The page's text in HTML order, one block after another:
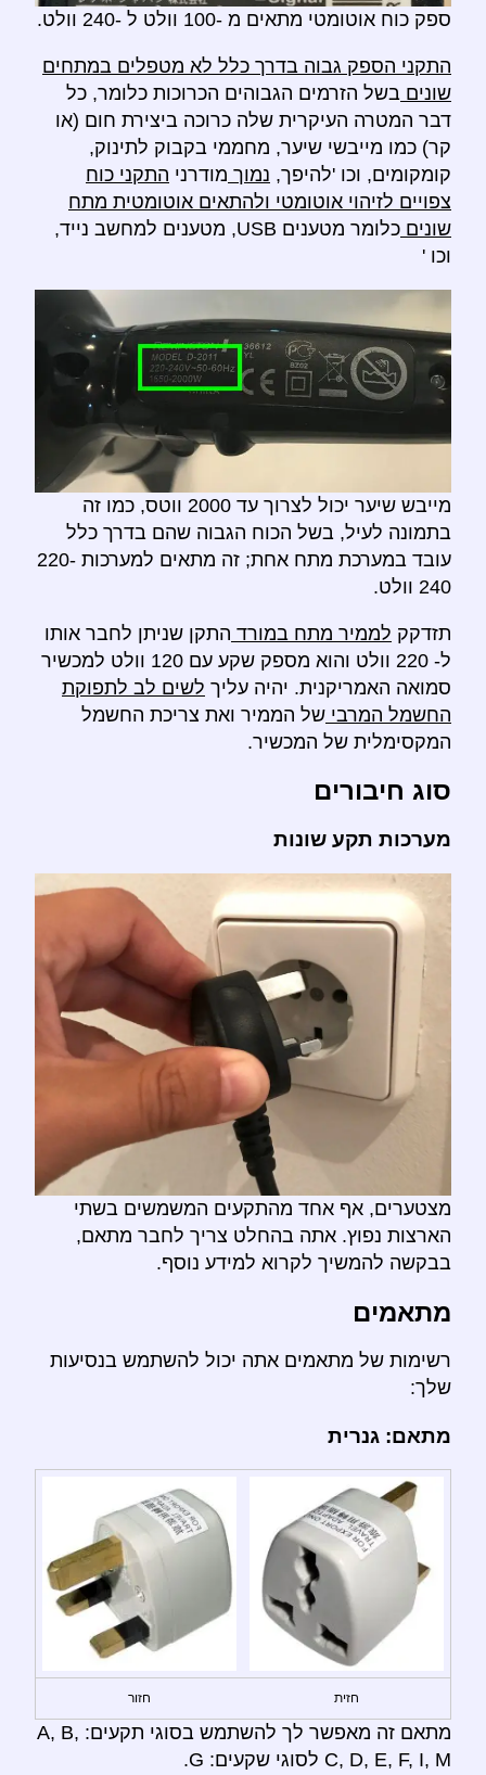
ספק כוח אוטומטי מתאים מ -100 וולט ל -240 וולט.
התקני הספק גבוה בדרך כלל לא מטפלים במתחים
שונים בשל הזרמים הגבוהים הכרוכות כלומר, כל
דבר המטרה העיקרית שלה כרוכה ביצירת חום (או
קר) כמו מייבשי שיער, מחממי בקבוק לתינוק,
קומקומים, וכו 'להיפך, נמוך מודרני התקני כוח
צפויים לזיהוי אוטומטי ולהתאים אוטומטית מתח
שונים
כלומר מטענים USB, מטענים למחשב נייד,
וכו '
מייבש שיער יכול לצרוך עד 2000 ווטס, כמו זה
בתמונה לעיל, בשל הכוח הגבוה שהם בדרך כלל
עובד במערכת מתח אחת; זה מתאים למערכות 220-
240 וולט.
תזדקק לממיר מתח במורד התקן שניתן לחבר אותו
ל- 220 וולט והוא מספק שקע עם 120 וולט למכשיר
סמואה האמריקנית. יהיה עליך לשים לב לתפוקת
החשמל המרבי של הממיר ואת צריכת החשמל
המקסימלית של המכשיר.
סוג חיבורים
מערכות תקע שונות
מצטערים, אף אחד מהתקעים המשמשים בשתי
הארצות נפוץ. אתה בהחלט צריך לחבר מתאם,
בבקשה להמשיך לקרוא למידע נוסף.
מתאמים
רשימות של מתאמים אתה יכול להשתמש בנסיעות
שלך:
מתאם: גנרית
חזית חזור
מתאם זה מאפשר לך להשתמש בסוגי תקעים: A, B,
C, D, E, F, I, M לסוגי שקעים: G.